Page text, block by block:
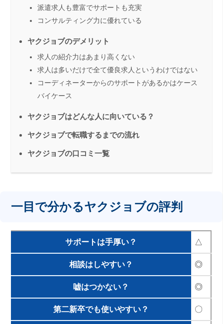
派遣求人も豊富でサポートも充実
コンサルティング力に優れている
ヤクジョブのデメリット
求人の紹介力はあまり高くない
求人は多いだけで全て優良求人というわけではない
コーディネーターからのサポートがあるかはケース
バイケース
ヤクジョブはどんな人に向いている？
ヤクジョブで転職するまでの流れ
ヤクジョブの口コミ一覧
一目で分かるヤクジョブの評判
サポートは手厚い？ △
相談はしやすい？ ◎
嘘はつかない？ ◎
第二新卒でも使いやすい？ 〇